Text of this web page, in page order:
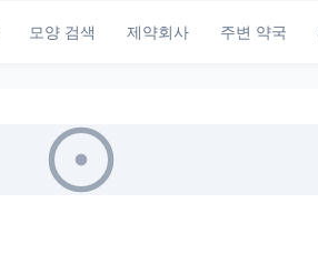
모양 검색 제약회사 주변 약국